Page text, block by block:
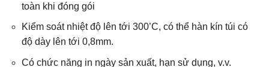
toàn khi đóng gói
Kiểm soát nhiệt độ lên tới 300’C, có thể hàn kín túi có
độ dày lên tới 0,8mm.
Có chức năng in ngày sản xuất, hạn sử dụng, v.v.